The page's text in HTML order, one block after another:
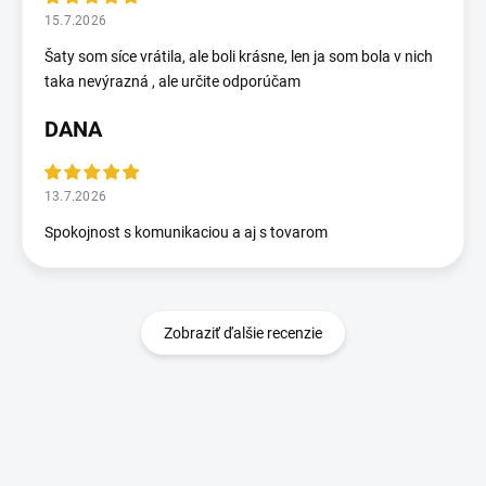
15.7.2026
Šaty som síce vrátila, ale boli krásne, len ja som bola v nich
taka nevýrazná , ale určite odporúčam
DANA
13.7.2026
Spokojnost s komunikaciou a aj s tovarom
Zobraziť ďalšie recenzie